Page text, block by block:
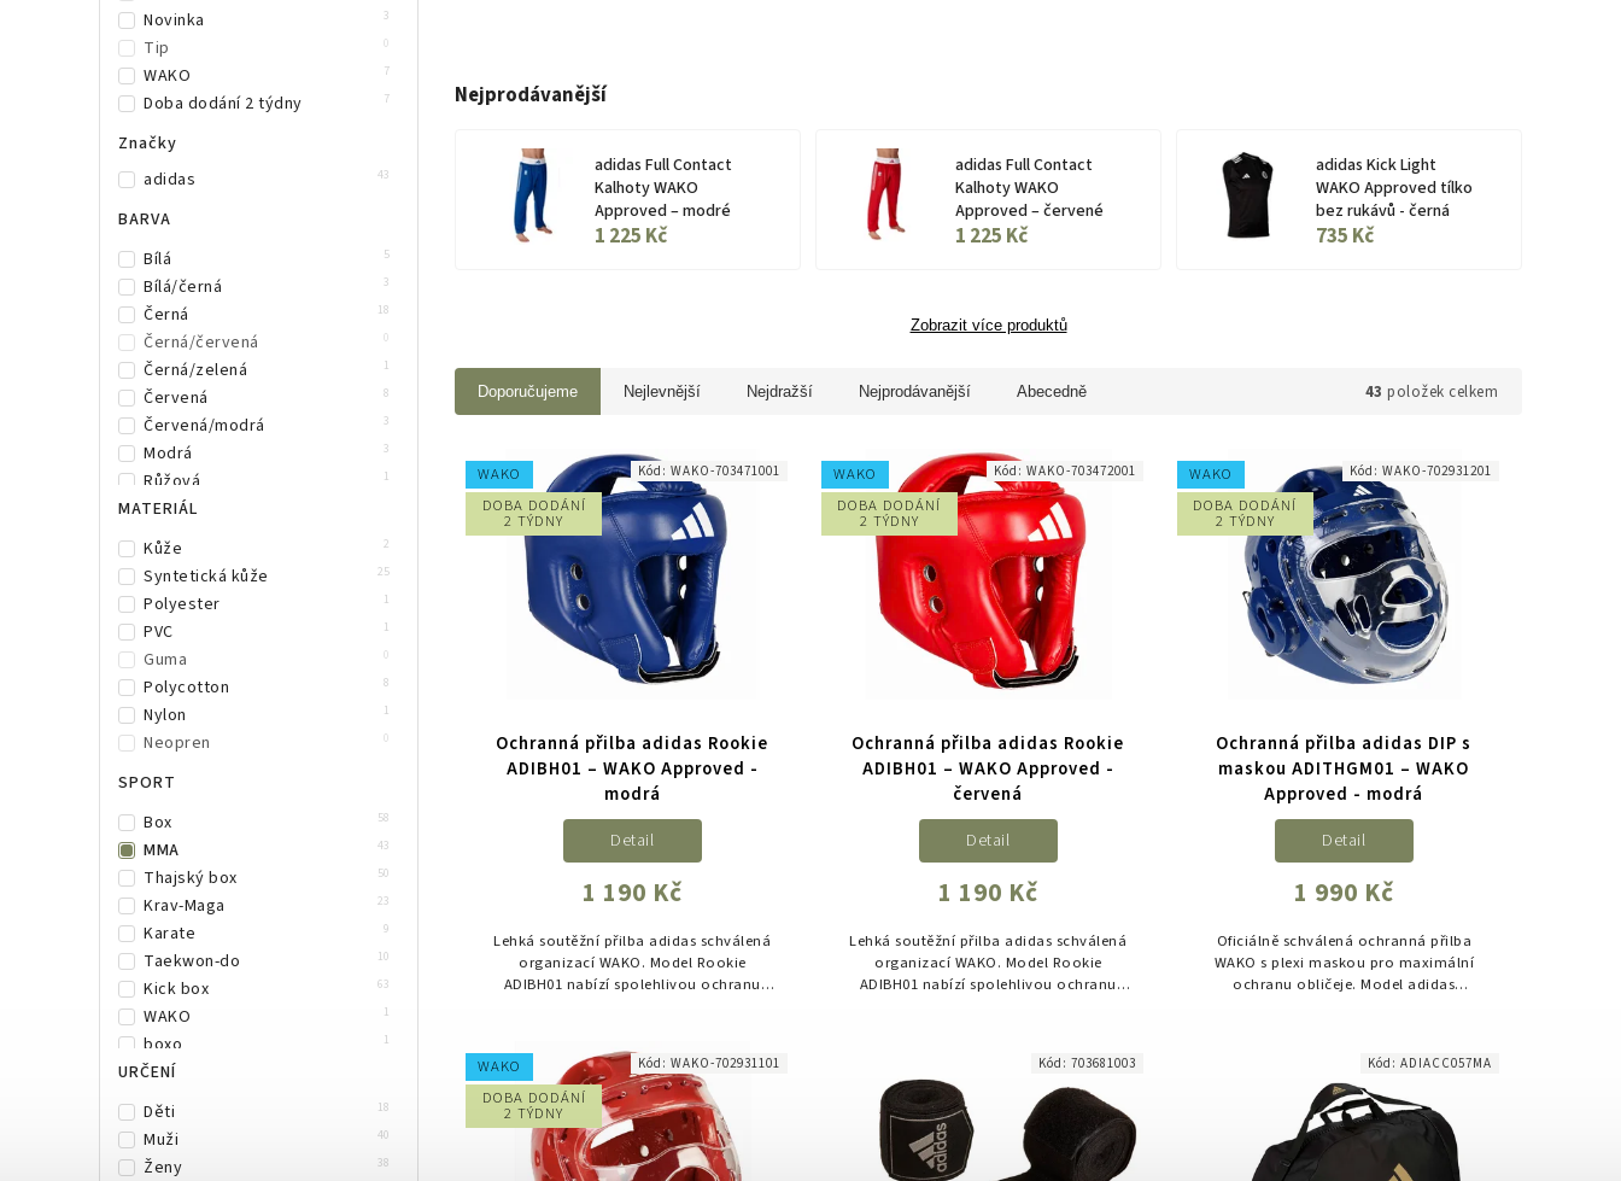
Novinka 3
Tip 0
WAKO 7
Doba dodání 2 týdny 7
Značky
adidas
43
BARVA
Bílá
5
Bílá/černá 3
Černá 18
Černá/červená 0
Černá/zelená 1
Červená 8
Červená/modrá 3
Modrá 3
Růžová 1
Zelená
MATERIÁL
Kůže
2
Syntetická kůže 25
Polyester 1
PVC 1
Guma 0
Polycotton 8
Nylon 1
Neopren 0
SPORT
Box
58
MMA 43
Thajský box 50
Krav-Maga 23
Karate 9
Taekwon-do 10
Kick box 63
WAKO 1
boxo 1
URČENÍ
Děti
18
Muži 40
Ženy 38
Nejprodávanější
adidas Full Contact
Kalhoty WAKO
Approved – modré
1 225 Kč
adidas Full Contact
Kalhoty WAKO
Approved – červené
1 225 Kč
adidas Kick Light
WAKO Approved tílko
bez rukávů - černá
735 Kč
Zobrazit více produktů
Doporučujeme Nejlevnější Nejdražší Nejprodávanější Abecedně 43 položek celkem
WAKO
DOBA DODÁNÍ
2 TÝDNY
Ochranná přilba adidas Rookie
ADIBH01 – WAKO Approved -
modrá
1 190 Kč
Detail
Lehká soutěžní přilba adidas schválená
organizací WAKO. Model Rookie
ADIBH01 nabízí spolehlivou ochranu
kickboxu.
Kód:WAKO-703471001
WAKO
DOBA DODÁNÍ
2 TÝDNY
Ochranná přilba adidas Rookie
ADIBH01 – WAKO Approved -
červená
1 190 Kč
Detail
Lehká soutěžní přilba adidas schválená
organizací WAKO. Model Rookie
ADIBH01 nabízí spolehlivou ochranu
Kód:WAKO-703472001
WAKO
DOBA DODÁNÍ
2 TÝDNY
Ochranná přilba adidas DIP s
maskou ADITHGM01 – WAKO
Approved - modrá
1 990 Kč
Detail
Oficiálně schválená ochranná přilba
WAKO s plexi maskou pro maximální
ochranu obličeje. Model adidas
Kód:WAKO-702931201
WAKO
DOBA DODÁNÍ
2 TÝDNY
Kód:WAKO-702931101 Kód:703681003 Kód:ADIACC057MA